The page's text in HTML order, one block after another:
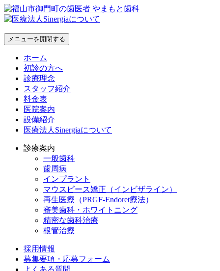
メニューを開閉する
ホーム
初診の方へ
診療理念
スタッフ紹介
料金表
医院案内
設備紹介
医療法人Sinergiaについて
診療案内
一般歯科
歯周病
インプラント
マウスピース矯正（インビザライン）
再生医療（PRGF-Endoret療法）
審美歯科・ホワイトニング
精密な歯科治療
根管治療
採用情報
募集要項・応募フォーム
よくある質問